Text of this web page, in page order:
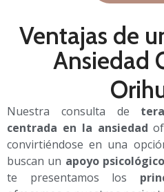
Ventajas de
Ansiedad
Nuestra consulta de
centrada en la ansiedad
convirtiéndose en una
buscan un apoyo
te presentamos los